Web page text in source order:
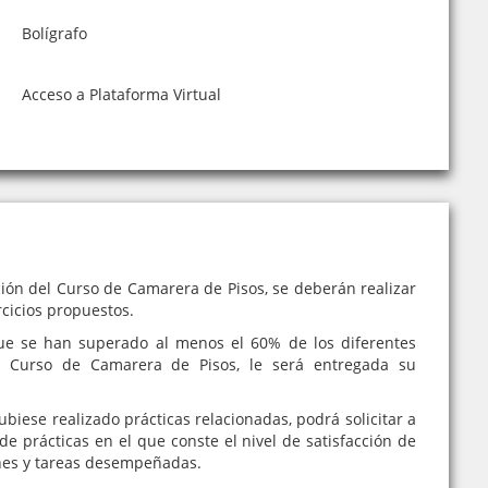
Bolígrafo
Acceso a Plataforma Virtual
del Curso de Camarera de Pisos, se deberán realizar
propuestos.
se han superado al menos el 60% de los diferentes
Curso de Camarera de Pisos, le será entregada su
realizado prácticas relacionadas, podrá solicitar a
prácticas en el que conste el nivel de satisfacción de
y tareas desempeñadas.